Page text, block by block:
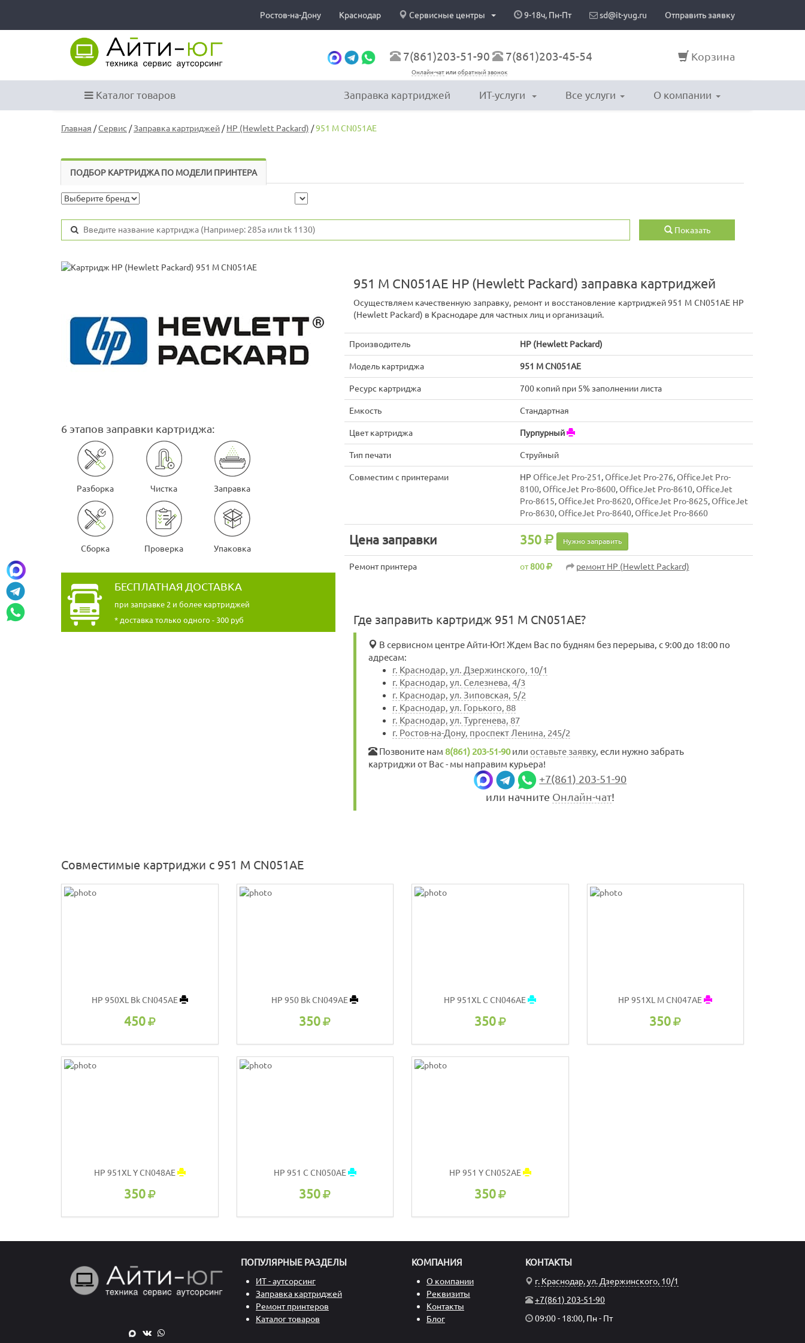
Ростов-на-Дону Краснодар Сервисные центры 9-18ч, Пн-Пт sd@it-yug.ru Отправить заявку
7(861)203-51-90 7(861)203-45-54
Онлайн-чатилиобратный звонок
Корзина
Каталог товаров Заправка картриджей ИТ-услуги Все услуги О компании
Главная /Сервис /Заправка картриджей/HP (Hewlett Packard) /951 M CN051AE
ПОДБОР КАРТРИДЖА ПО МОДЕЛИ ПРИНТЕРА
Показать
6 этапов заправки картриджа:
Разборка Чистка Заправка
Сборка Проверка Упаковка
БЕСПЛАТНАЯ ДОСТАВКА
при заправке 2 и более картриджей
* доставка только одного - 300 руб
951 M CN051AE HP (Hewlett Packard) заправка картриджей
Осуществляем качественную заправку, ремонт и восстановление картриджей 951 M CN051AE HP
(Hewlett Packard) в Краснодаре для частных лиц и организаций.
Производитель HP (Hewlett Packard)
Модель картриджа 951 M CN051AE
Ресурс картриджа 700 копий при 5% заполнении листа
Емкость Стандартная
Цвет картриджа Пурпурный
Тип печати Струйный
Совместим с принтерами HP OfficeJet Pro-251,OfficeJet Pro-276,OfficeJet Pro-
8100,OfficeJet Pro-8600,OfficeJet Pro-8610,OfficeJet
Pro-8615,OfficeJet Pro-8620,OfficeJet Pro-8625,OfficeJet
Pro-8630,OfficeJet Pro-8640,OfficeJet Pro-8660
Цена заправки 350 Нужно заправить
Ремонт принтера от800 ремонт HP (Hewlett Packard)
Где заправить картридж 951 M CN051AE?
В сервисном центре Айти-Юг! Ждем Вас по будням без перерыва, с 9:00 до 18:00 по
адресам:
г. Краснодар, ул. Дзержинского, 10/1
г. Краснодар, ул. Селезнева, 4/3
г. Краснодар, ул. Зиповская, 5/2
г. Краснодар, ул. Горького, 88
г. Краснодар, ул. Тургенева, 87
г. Ростов-на-Дону, проспект Ленина, 245/2
Позвоните нам 8(861) 203-51-90или оставьте заявку, если нужно забрать
картриджи от Вас - мы направим курьера!
+7(861) 203-51-90
или начните Онлайн-чат!
Совместимые картриджи с 951 M CN051AE
HP 950XL Bk CN045AE
450
HP 950 Bk CN049AE
350
HP 951XL C CN046AE
350
HP 951XL M CN047AE
350
HP 951XL Y CN048AE
350
HP 951 C CN050AE
350
HP 951 Y CN052AE
350
ПОПУЛЯРНЫЕ РАЗДЕЛЫ
ИТ - аутсорсинг
Заправка картриджей
Ремонт принтеров
Каталог товаров
КОМПАНИЯ
О компании
Реквизиты
Контакты
Блог
КОНТАКТЫ
г. Краснодар, ул. Дзержинского, 10/1
+7(861) 203-51-90
09:00 - 18:00, Пн - Пт